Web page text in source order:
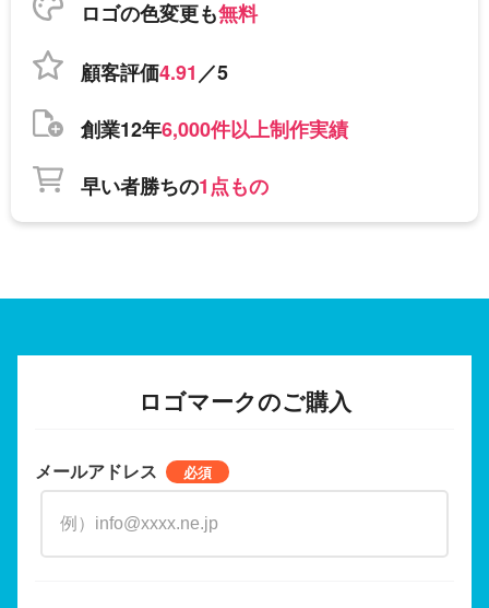
ロゴの色変更も無料
顧客評価4.91／5
創業12年6,000件以上制作実績
早い者勝ちの1点もの
ロゴマークのご購入
メールアドレス